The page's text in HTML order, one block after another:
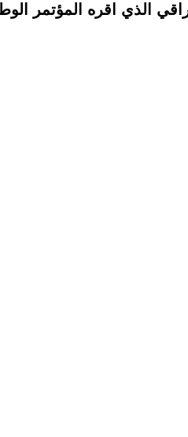
الذي اقره المؤتمر